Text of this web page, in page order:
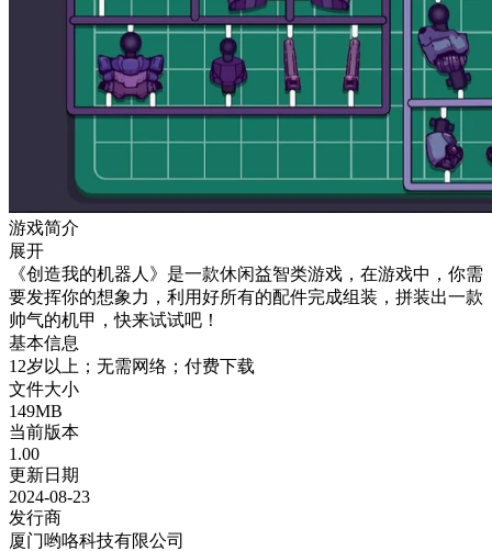
游戏简介
展开
《创造我的机器人》是一款休闲益智类游戏，在游戏中，你需
要发挥你的想象力，利用好所有的配件完成组装，拼装出一款
帅气的机甲，快来试试吧！
基本信息
12岁以上；无需网络；付费下载
文件大小
149MB
当前版本
1.00
更新日期
2024-08-23
发行商
厦门哟咯科技有限公司